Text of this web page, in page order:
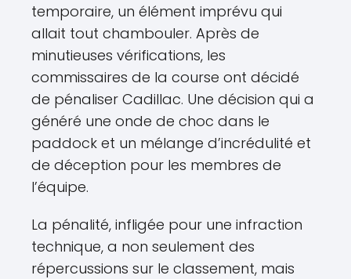
temporaire, un élément imprévu qui
allait tout chambouler. Après de
minutieuses vérifications, les
commissaires de la course ont décidé
de pénaliser Cadillac. Une décision qui a
généré une onde de choc dans le
paddock et un mélange d’incrédulité et
de déception pour les membres de
l’équipe.
La pénalité, infligée pour une infraction
technique, a non seulement des
répercussions sur le classement, mais